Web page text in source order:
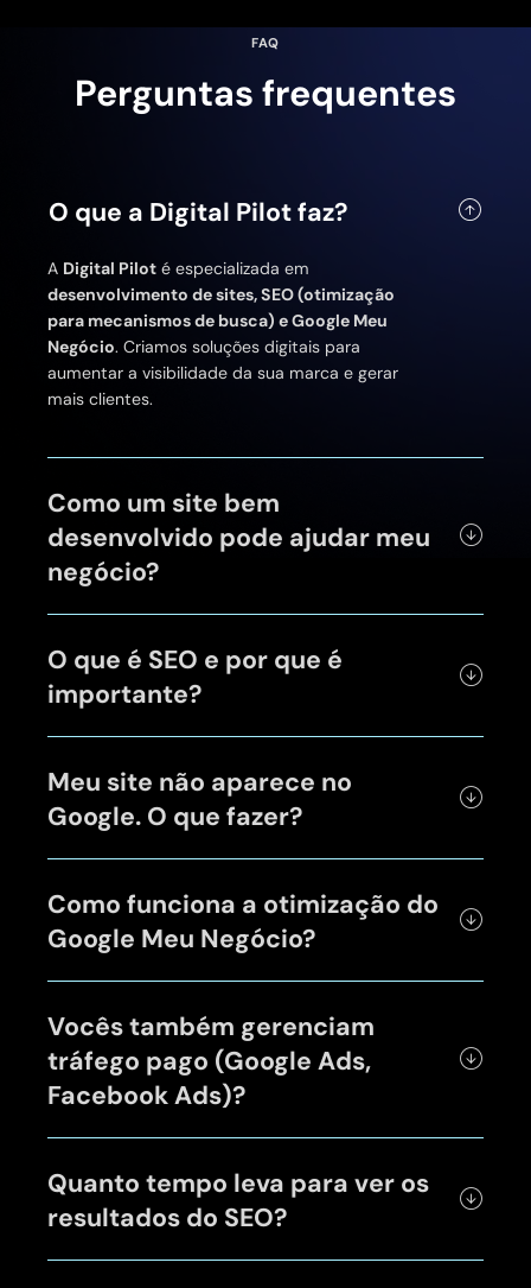
FAQ
Perguntas frequentes
O que a Digital Pilot faz?
A Digital Pilot é especializada em
desenvolvimento de sites, SEO (otimização
para mecanismos de busca) e Google Meu
Negócio. Criamos soluções digitais para
aumentar a visibilidade da sua marca e gerar
mais clientes.
Como um site bem
desenvolvido pode ajudar meu
negócio?
O que é SEO e por que é
importante?
Meu site não aparece no
Google. O que fazer?
Como funciona a otimização do
Google Meu Negócio?
Vocês também gerenciam
tráfego pago (Google Ads,
Facebook Ads)?
Quanto tempo leva para ver os
resultados do SEO?